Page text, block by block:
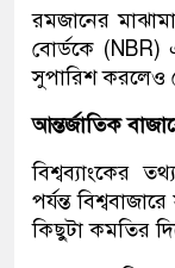
রমজানের
বোর্ডকে
সুপারিশ করলেও
আন্তর্জাতিক
বিশ্বব্যাংকের
পর্যন্ত
কিছুটা কমতির